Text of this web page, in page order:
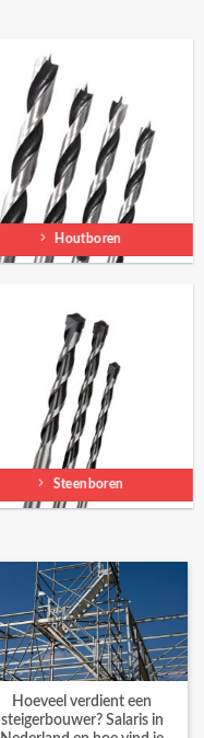
Houtboren
Steenboren
Hoeveel verdient een
steigerbouwer? Salaris in